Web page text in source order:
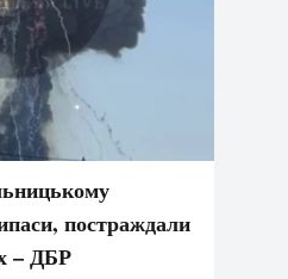
постраждали
– ДБР